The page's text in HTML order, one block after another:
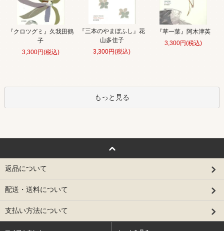
『クロツグミ』久我田鶴
子
3,300円(税込)
『三本のやまぼふし』花
山多佳子
3,300円(税込)
『草一葉』阿木津英
3,300円(税込)
もっと見る
返品について
配送・送料について
支払い方法について